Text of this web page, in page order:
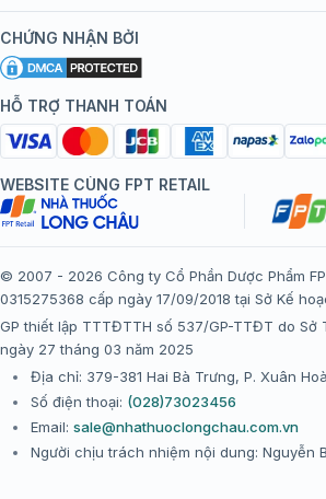
Chính sách nội dung
Chính sách bảo mật
Chính sách bảo mật dữ liệu cá nhân
Chính sách thanh toán
Chính sách đổi trả gói, mũi tiêm tại trung
FPT Long Châu
Thể lệ chương trình “Tích điểm nhận
Đội ngũ bác sĩ, chuyên gia
Hệ thống trung tâm tiêm chủng
Khuyến mãi
Tôi nên tiêm gì?
Tiêm chủng đi nước ngoài
CHỨNG NHẬN BỞI
HỖ TRỢ THANH TOÁN
WEBSITE CÙNG FPT RETAIL
© 2007 - 2026 Công ty Cổ Phần Dược Phẩm
0315275368 cấp ngày 17/09/2018 tại Sở Kế
GP thiết lập TTTĐTTH số 537/GP-TTĐT do Sở
ngày 27 tháng 03 năm 2025
Địa chỉ: 379-381 Hai Bà Trưng, P. Xuân
Số điện thoại: (028)73023456
Email: sale@nhathuoclongchau.com.vn
Người chịu trách nhiệm nội dung: Nguyễn